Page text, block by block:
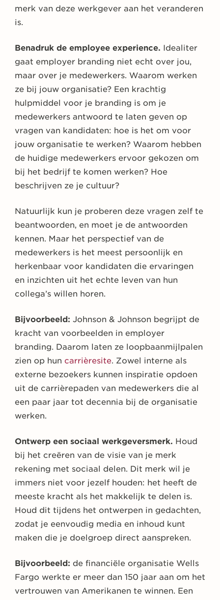
merk van deze werkgever aan het veranderen
is.
Benadruk de employee experience. Idealiter
gaat employer branding niet echt over jou,
maar over je medewerkers. Waarom werken
ze bij jouw organisatie? Een krachtig
hulpmiddel voor je branding is om je
medewerkers antwoord te laten geven op
vragen van kandidaten: hoe is het om voor
jouw organisatie te werken? Waarom hebben
de huidige medewerkers ervoor gekozen om
bij het bedrijf te komen werken? Hoe
beschrijven ze je cultuur?
Natuurlijk kun je proberen deze vragen zelf te
beantwoorden, en moet je de antwoorden
kennen. Maar het perspectief van de
medewerkers is het meest persoonlijk en
herkenbaar voor kandidaten die ervaringen
en inzichten uit het echte leven van hun
collega’s willen horen.
Bijvoorbeeld: Johnson & Johnson begrijpt de
kracht van voorbeelden in employer
branding. Daarom laten ze loopbaanmijlpalen
zien op hun carrièresite. Zowel interne als
externe bezoekers kunnen inspiratie opdoen
uit de carrièrepaden van medewerkers die al
een paar jaar tot decennia bij de organisatie
werken.
Ontwerp een sociaal werkgeversmerk. Houd
bij het creëren van de visie van je merk
rekening met sociaal delen. Dit merk wil je
immers niet voor jezelf houden: het heeft de
meeste kracht als het makkelijk te delen is.
Houd dit tijdens het ontwerpen in gedachten,
zodat je eenvoudig media en inhoud kunt
maken die je doelgroep direct aanspreken.
Bijvoorbeeld: de financiële organisatie Wells
Fargo werkte er meer dan 150 jaar aan om het
vertrouwen van Amerikanen te winnen. Een